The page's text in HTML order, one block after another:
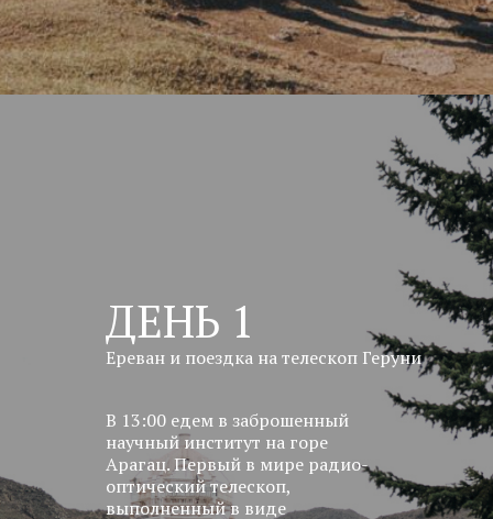
ДЕНЬ 1
В 13:00 едем в заброшенный
научный институт на горе
Арагац. Первый в мире радио-
оптический телескоп,
выполненный в виде
Ереван и поездка на телескоп Геруни